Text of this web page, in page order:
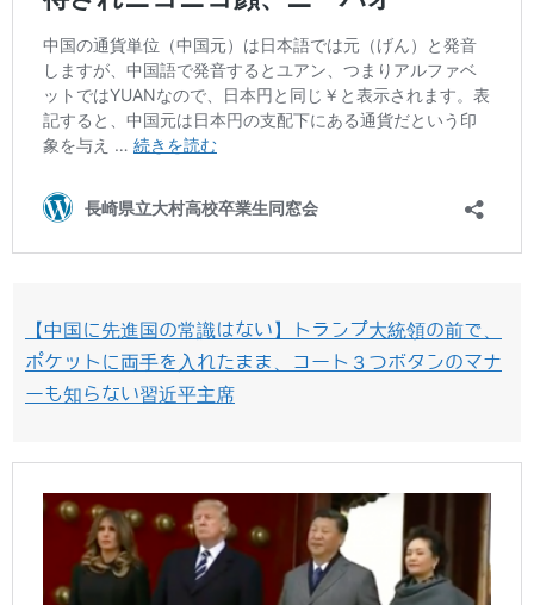
【中国に先進国の常識はない】トランプ大統領の前で、
ポケットに両手を入れたまま、コート３つボタンのマナ
ーも知らない習近平主席